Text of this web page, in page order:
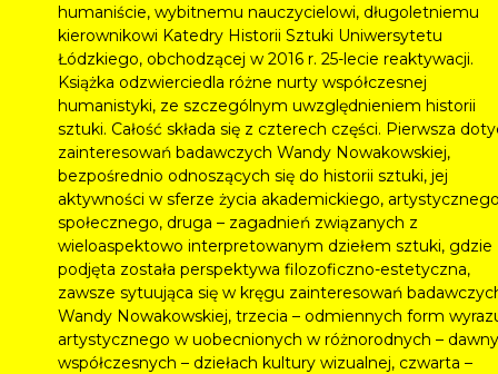
humaniście, wybitnemu nauczycielowi, długoletniemu
kierownikowi Katedry Historii Sztuki Uniwersytetu
Łódzkiego, obchodzącej w 2016 r. 25-lecie reaktywacji.
Książka odzwierciedla różne nurty współczesnej
humanistyki, ze szczególnym uwzględnieniem historii
sztuki. Całość składa się z czterech części. Pierwsza
zainteresowań badawczych Wandy Nowakowskiej,
bezpośrednio odnoszących się do historii sztuki, jej
aktywności w sferze życia akademickiego,
społecznego, druga – zagadnień związanych z
wieloaspektowo interpretowanym dziełem sztuki, gdzie
podjęta została perspektywa filozoficzno-estetyczna,
zawsze sytuująca się w kręgu zainteresowań
Wandy Nowakowskiej, trzecia – odmiennych form
artystycznego w uobecnionych w różnorodnych –
współczesnych – dziełach kultury wizualnej, czwarta –